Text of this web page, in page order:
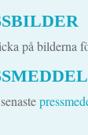
på bilderna